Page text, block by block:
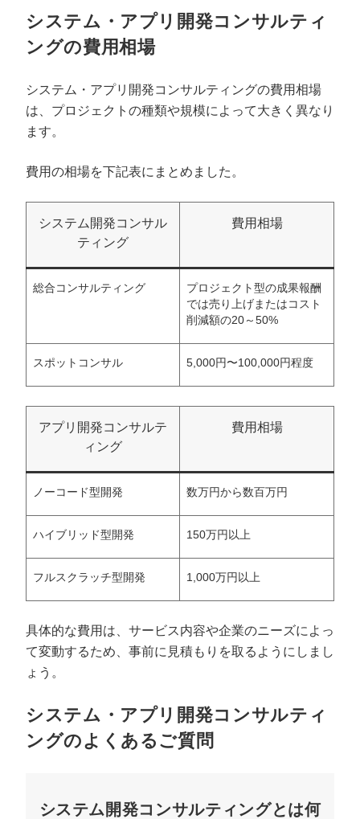
システム・アプリ開発コンサルティ
ングの費用相場
システム・アプリ開発コンサルティングの費用相場
は、プロジェクトの種類や規模によって大きく異なり
ます。
費用の相場を下記表にまとめました。
システム開発コンサル
ティング
費用相場
総合コンサルティング
プロジェクト型の成果報酬
では売り上げまたはコスト
削減額の20～50%
スポットコンサル 5,000円〜100,000円程度
アプリ開発コンサルテ
ィング
費用相場
ノーコード型開発 数万円から数百万円
ハイブリッド型開発 150万円以上
フルスクラッチ型開発 1,000万円以上
具体的な費用は、サービス内容や企業のニーズによっ
て変動するため、事前に見積もりを取るようにしまし
ょう。
システム・アプリ開発コンサルティ
ングのよくあるご質問
システム開発コンサルティングとは何